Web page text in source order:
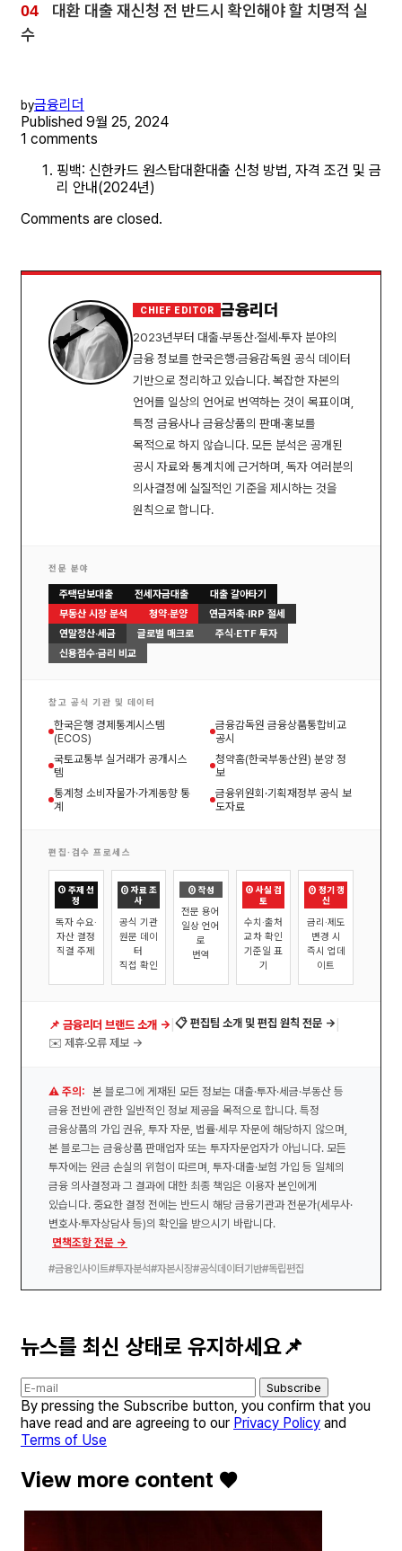
대환 대출 재신청 전 반드시 확인해야 할 치명적 실
수
by금융리더
Published 9월 25, 2024
1 comments
핑백: 신한카드 원스탑대환대출 신청 방법, 자격 조건 및 금
리 안내(2024년)
Comments are closed.
CHIEF EDITOR 금융리더
2023년부터 대출·부동산·절세·투자 분야의
금융 정보를 한국은행·금융감독원 공식 데이터
기반으로 정리하고 있습니다. 복잡한 자본의
언어를 일상의 언어로 번역하는 것이 목표이며,
특정 금융사나 금융상품의 판매·홍보를
목적으로 하지 않습니다. 모든 분석은 공개된
공시 자료와 통계치에 근거하며, 독자 여러분의
의사결정에 실질적인 기준을 제시하는 것을
원칙으로 합니다.
전문 분야
주택담보대출 전세자금대출
대출 갈아타기
부동산 시장 분석
청약·분양
연금저축·IRP 절세
연말정산·세금
글로벌 매크로
주식·ETF 투자
신용점수·금리 비교
참고 공식 기관 및 데이터
한국은행 경제통계시스템
(ECOS)
금융감독원 금융상품통합비교
공시
국토교통부 실거래가 공개시스
템
청약홈(한국부동산원) 분양 정
보
통계청 소비자물가·가계동향 통
계
금융위원회·기획재정부 공식 보
도자료
편집·검수 프로세스
① 주제 선
정
독자 수요·
자산 결정
직결 주제
② 자료 조
사
공식 기관
원문 데이
터
직접 확인
③ 작성
전문 용어
일상 언어
로
번역
④ 사실 검
토
수치·출처
교차 확인
기준일 표
기
⑤ 정기 갱
신
금리·제도
변경 시
즉시 업데
이트
📌 금융리더 브랜드 소개 → 📋 편집팀 소개 및 편집 원칙 전문 →
✉️ 제휴·오류 제보 →
⚠️ 주의: 본 블로그에 게재된 모든 정보는 대출·투자·세금·부동산 등
금융 전반에 관한 일반적인 정보 제공을 목적으로 합니다. 특정
금융상품의 가입 권유, 투자 자문, 법률·세무 자문에 해당하지 않으며,
본 블로그는 금융상품 판매업자 또는 투자자문업자가 아닙니다. 모든
투자에는 원금 손실의 위험이 따르며, 투자·대출·보험 가입 등 일체의
금융 의사결정과 그 결과에 대한 최종 책임은 이용자 본인에게
있습니다. 중요한 결정 전에는 반드시 해당 금융기관과 전문가(세무사·
변호사·투자상담사 등)의 확인을 받으시기 바랍니다.
면책조항 전문 →
#금융인사이트#투자분석#자본시장#공식데이터기반#독립편집
뉴스를 최신 상태로 유지하세요📌
Subscribe
By pressing the Subscribe button, you confirm that you
have read and are agreeing to our Privacy Policy and
Terms of Use
View more content ♥️